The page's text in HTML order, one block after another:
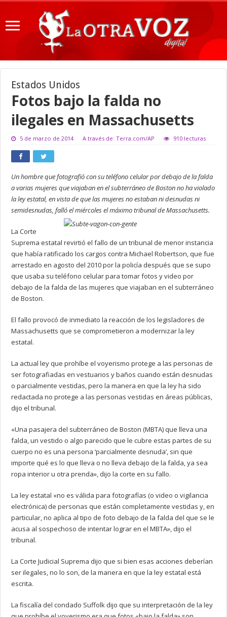
Estados Unidos
Fotos bajo la falda no
ilegales en Massachusetts
5 de marzo de 2014 A través de: Terra.com/AP 910 lecturas
Un hombre que fotografió con su teléfono celular por debajo de la falda
a varias mujeres que viajaban en el subterráneo de Boston no ha violado
la ley estatal, en vista de que las mujeres no estaban ni desnudas ni
semidesnudas, falló el miércoles el máximo tribunal de Massachusetts.
La Corte
Suprema estatal revirtió el fallo de un tribunal de menor instancia
que había ratificado los cargos contra Michael Robertson, que fue
arrestado en agosto del 2010 por la policía después que se supo
que usaba su teléfono celular para tomar fotos y video por
debajo de la falda de las mujeres que viajaban en el subterráneo
de Boston.
El fallo provocó de inmediato la reacción de los legisladores de
Massachusetts que se comprometieron a modernizar la ley
estatal.
La actual ley que prohíbe el voyerismo protege a las personas de
ser fotografiadas en vestuarios y baños cuando están desnudas
o parcialmente vestidas, pero la manera en que la ley ha sido
redactada no protege a las personas vestidas en áreas públicas,
dijo el tribunal.
«Una pasajera del subterráneo de Boston (MBTA) que lleva una
falda, un vestido o algo parecido que le cubre estas partes de su
cuerpo no es una persona ‘parcialmente desnuda’, sin que
importe qué es lo que lleva o no lleva debajo de la falda, ya sea
ropa interior u otra prenda», dijo la corte en su fallo.
La ley estatal «no es válida para fotografías (o video o vigilancia
electrónica) de personas que están completamente vestidas y, en
particular, no aplica al tipo de foto debajo de la falda del que se le
acusa al sospechoso de intentar lograr en el MBTA», dijo el
tribunal.
La Corte Judicial Suprema dijo que si bien esas acciones deberían
ser ilegales, no lo son, de la manera en que la ley estatal está
escrita.
La fiscalía del condado Suffolk dijo que su interpretación de la ley